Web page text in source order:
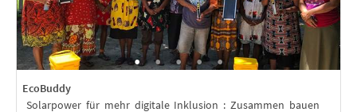
EcoBuddy
Solarpower für mehr digitale Inklusion : Zusammen bauen